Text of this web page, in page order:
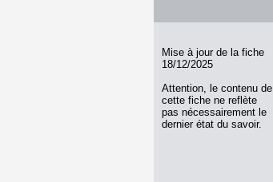
Mise à jour de la fiche
18/12/2025
Attention, le contenu de
cette fiche ne reflète
pas nécessairement le
dernier état du savoir.